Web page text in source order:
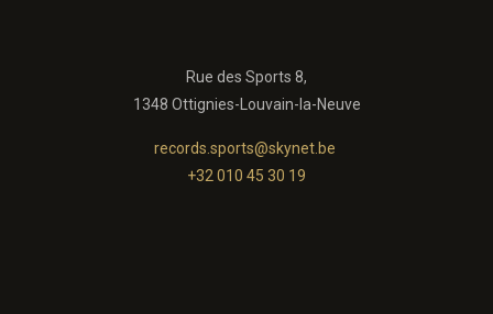
Rue des Sports 8,
1348 Ottignies-Louvain-la-Neuve
records.sports@skynet.be
+32 010 45 30 19